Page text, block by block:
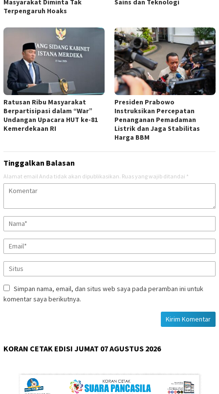
Terpengaruh Hoaks
Ratusan Ribu Masyarakat
Berpartisipasi dalam “War”
Undangan Upacara HUT ke-81
Kemerdekaan RI
Presiden Prabowo
Instruksikan Percepatan
Penanganan Pemadaman
Listrik dan Jaga Stabilitas
Harga BBM
Tinggalkan Balasan
Alamat email Anda tidak akan dipublikasikan. Ruas yang wajib ditandai *
Simpan nama, email, dan situs web saya pada peramban ini untuk
komentar saya berikutnya.
KORAN CETAK EDISI JUMAT 07 AGUSTUS 2026